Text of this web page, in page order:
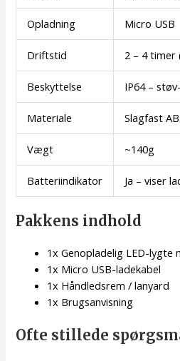
Opladning Micro USB
Driftstid 2 – 4
Beskyttelse IP64 –
Materiale Slagfast
Vægt ~140g
Batteriindikator Ja – viser
Pakkens indhold
1x Genopladelig LED-lygte
1x Micro USB-ladekabel
1x Håndledsrem / lanyard
1x Brugsanvisning
Ofte stillede